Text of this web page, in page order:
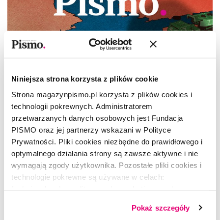
Niniejsza strona korzysta z plików cookie
Strona magazynpismo.pl korzysta z plików cookies i
technologii pokrewnych. Administratorem
przetwarzanych danych osobowych jest Fundacja
PISMO oraz jej partnerzy wskazani w Polityce
Prywatności. Pliki cookies niezbędne do prawidłowego i
optymalnego działania strony są zawsze aktywne i nie
wymagają zgody użytkownika. Pozostałe pliki cookies i
technologie pokrewne są używane w celach:
dobrowolną zgodę na pliki cookies i technologie
Pokaż szczegóły
Gra wstępna